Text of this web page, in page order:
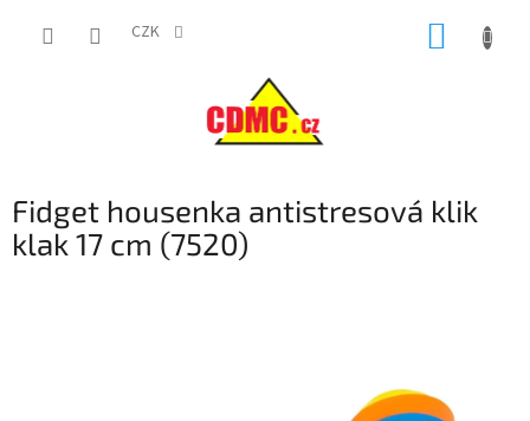
CZK
Fidget housenka antistresová klik
klak 17 cm (7520)